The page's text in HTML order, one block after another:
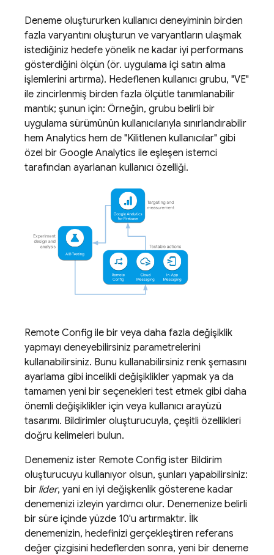
Deneme oluştururken kullanıcı deneyiminin birden
fazla varyantını oluşturun ve varyantların ulaşmak
istediğiniz hedefe yönelik ne kadar iyi performans
gösterdiğini ölçün (ör. uygulama içi satın alma
işlemlerini artırma). Hedeflenen kullanıcı grubu, "VE"
ile zincirlenmiş birden fazla ölçütle tanımlanabilir
mantık; şunun için: Örneğin, grubu belirli bir
uygulama sürümünün kullanıcılarıyla sınırlandırabilir
hem Analytics hem de "Kilitlenen kullanıcılar" gibi
özel bir Google Analytics ile eşleşen istemci
tarafından ayarlanan kullanıcı özelliği.
Remote Config ile bir veya daha fazla değişiklik
yapmayı deneyebilirsiniz parametrelerini
kullanabilirsiniz. Bunu kullanabilirsiniz renk şemasını
ayarlama gibi incelikli değişiklikler yapmak ya da
tamamen yeni bir seçenekleri test etmek gibi daha
önemli değişiklikler için veya kullanıcı arayüzü
tasarımı. Bildirimler oluşturucuyla, çeşitli özellikleri
doğru kelimeleri bulun.
Denemeniz ister Remote Config ister Bildirim
oluşturucuyu kullanıyor olsun, şunları yapabilirsiniz:
bir lider, yani en iyi değişkenlik gösterene kadar
denemenizi izleyin yardımcı olur. Denemenize belirli
bir süre içinde yüzde 10'u artırmaktır. İlk
denemenizin, hedefinizi gerçekleştiren referans
değer çizgisini hedeflerden sonra, yeni bir deneme